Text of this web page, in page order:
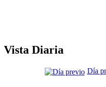
Vista Diaria
Día